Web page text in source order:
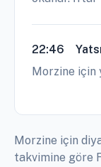
22:46
Morzine için
Morzine için
takvimine göre